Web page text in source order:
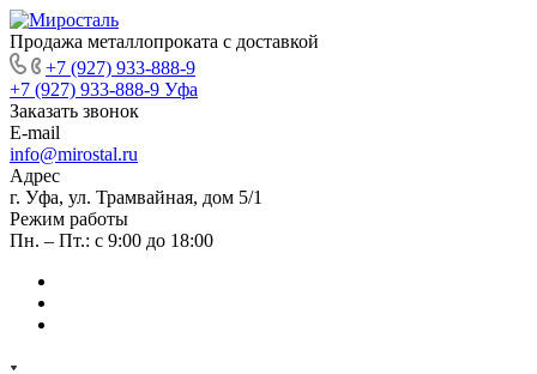
Продажа металлопроката с доставкой
+7 (927) 933-888-9
+7 (927) 933-888-9 Уфа
Заказать звонок
E-mail
info@mirostal.ru
Адрес
г. Уфа, ул. Трамвайная, дом 5/1
Режим работы
Пн. – Пт.: с 9:00 до 18:00